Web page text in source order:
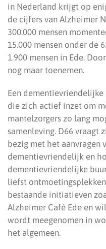
in Nederland krijgt op
de cijfers van Alzheimer
300.000 mensen
15.000 mensen onder de
1.900 mensen in Ede.
nog maar toenemen.
Een dementievriendelijke
die zich actief inzet om
mantelzorgers zo lang
samenleving. D66 vraagt
bezig met het aanvragen
dementievriendelijk en
dementievriendelijke
liefst
bestaande initiatieven
Alzheimer Café Ede en
wordt meegenomen in
het algemeen.